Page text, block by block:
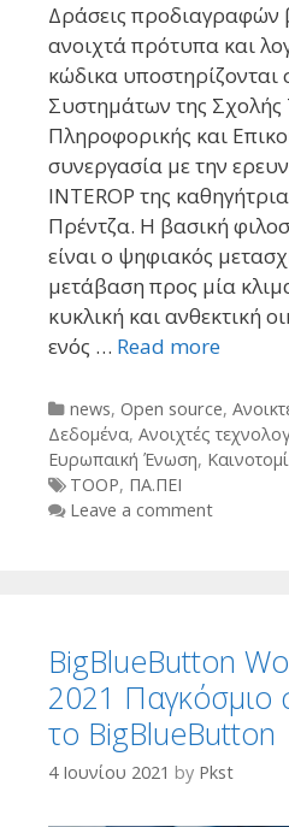
Δράσεις προδιαγραφών
ανοιχτά πρότυπα και
κώδικα
Συστημάτων της Σχολής
Πληροφορικής και
συνεργασία με την
INTEROP της
Πρέντζα. Η βασική
είναι ο ψηφιακός
μετάβαση προς μία
κυκλική και ανθεκτική
ενός … Read more
Categories
news, Open source,
Δεδομένα, Ανοιχτές
Ευρωπαική Ένωση,
Tags
TOOP, ΠΑ.ΠΕΙ
Leave a comment
BigBlueButton
2021 Παγκόσμιο
το BigBlueButton
4 Ιουνίου 2021 by Pkst